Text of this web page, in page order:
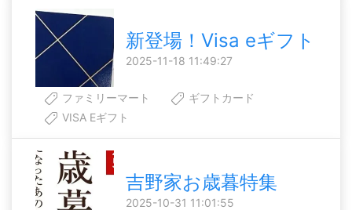
新登場！Visa eギフト
2025-11-18 11:49:27
ファミリーマート
ギフトカード
VISA Eギフト
吉野家お歳暮特集
2025-10-31 11:01:55